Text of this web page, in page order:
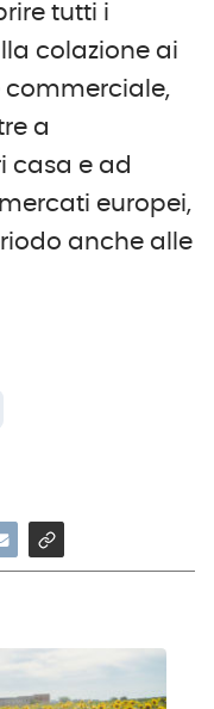
tutti i
colazione ai
commerciale,
a
casa e ad
europei,
anche alle